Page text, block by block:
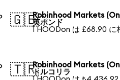
🇬🇧Robinhood Markets
英ポンド
1 HOODon は £68.90 に
🇹🇷Robinhood Markets
トルコリラ